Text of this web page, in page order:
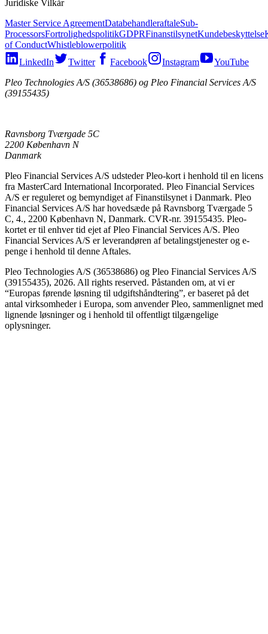
Juridiske Vilkår
Master Service AgreementDatabehandleraftaleSub-
ProcessorsFortrolighedspolitikGDPRFinanstilsynetKundebeskyttelse
of ConductWhistleblowerpolitik
LinkedIn
Twitter Facebook Instagram
YouTube
Pleo Technologies A/S (36538686) og Pleo Financial Services A/S
(39155435)
Ravnsborg Tværgade 5C
2200 København N
Danmark
Pleo Financial Services A/S udsteder Pleo-kort i henhold til en licens
fra MasterCard International Incorporated. Pleo Financial Services
A/S er reguleret og bemyndiget af Finanstilsynet i Danmark. Pleo
Financial Services A/S har hovedsæde på Ravnsborg Tværgade 5
C, 4., 2200 København N, Danmark. CVR-nr. 39155435. Pleo-
kortet er til enhver tid ejet af Pleo Financial Services A/S. Pleo
Financial Services A/S er leverandøren af betalingstjenester og e-
penge i henhold til denne Aftales.
Pleo Technologies A/S (36538686) og Pleo Financial Services A/S
(39155435), 2026. All rights reserved. Påstanden om, at vi er
“Europas førende løsning til udgiftshåndtering”, er baseret på det
antal virksomheder i Europa, som anvender Pleo, sammenlignet med
lignende løsninger og i henhold til offentligt tilgængelige
oplysninger.